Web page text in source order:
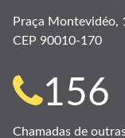
Praça Montevidéo,
CEP 90010-170
para
156
Chamadas de